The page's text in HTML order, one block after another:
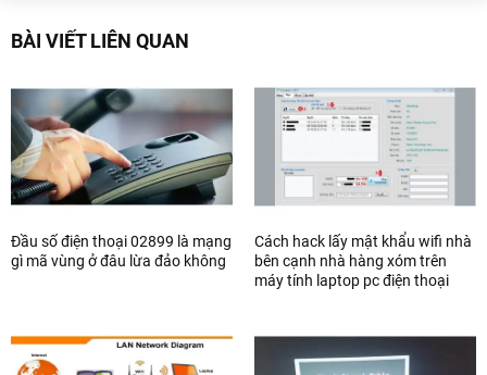
BÀI VIẾT LIÊN QUAN
Đầu số điện thoại 02899 là mạng
gì mã vùng ở đâu lừa đảo không
Cách hack lấy mật khẩu wifi nhà
bên cạnh nhà hàng xóm trên
máy tính laptop pc điện thoại